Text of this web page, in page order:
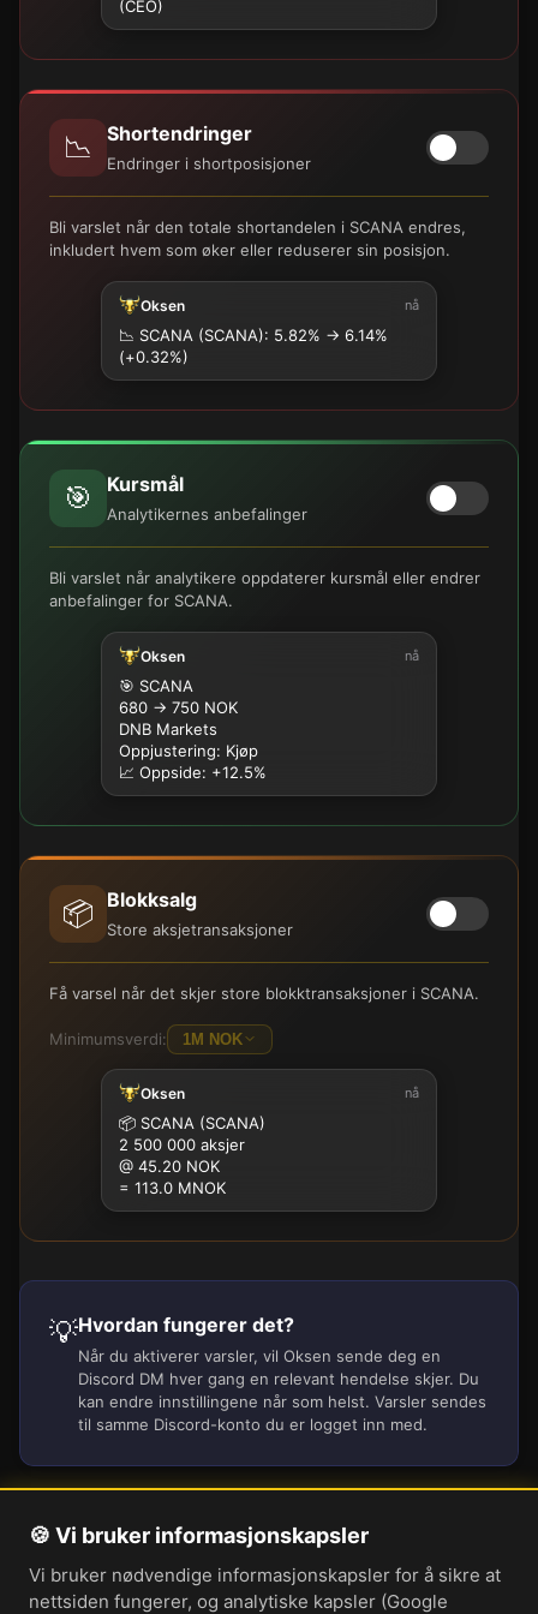
(CEO)
📉 Shortendringer
Endringer i shortposisjoner
Bli varslet når den totale shortandelen i SCANA endres,
inkludert hvem som øker eller reduserer sin posisjon.
Oksen nå
📉 SCANA (SCANA): 5.82% → 6.14%
(+0.32%)
🎯 Kursmål
Analytikernes anbefalinger
Bli varslet når analytikere oppdaterer kursmål eller endrer
anbefalinger for SCANA.
Oksen nå
🎯 SCANA
680 → 750 NOK
DNB Markets
Oppjustering: Kjøp
📈 Oppside: +12.5%
📦 Blokksalg
Store aksjetransaksjoner
Få varsel når det skjer store blokktransaksjoner i SCANA.
Minimumsverdi: 1M NOK
500K
Oksen nå
📦 SCANA (SCANA)
2 500 000 aksjer
@ 45.20 NOK
= 113.0 MNOK
💡Hvordan fungerer det?
Når du aktiverer varsler, vil Oksen sende deg en
Discord DM hver gang en relevant hendelse skjer. Du
kan endre innstillingene når som helst. Varsler sendes
til samme Discord-konto du er logget inn med.
Om oss
Personvernerklæring
🍪 Vi bruker informasjonskapsler
Vi bruker nødvendige informasjonskapsler for å sikre at
nettsiden fungerer, og analytiske kapsler (Google